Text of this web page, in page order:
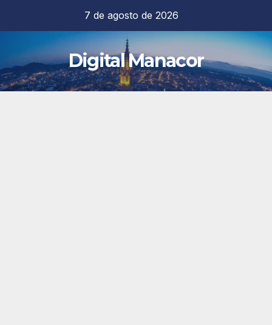
contenido
7 de agosto de 2026
Digital Manacor